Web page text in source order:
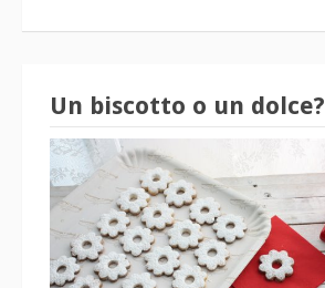
Un biscotto o un dolce?